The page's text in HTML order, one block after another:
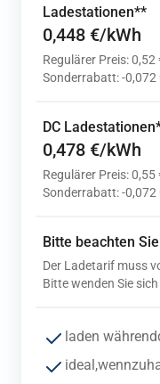
Ladestationen**
0,448 €/kWh
Regulärer Preis: 0,52
Sonderrabatt: -0,072
DC
0,478 €/kWh
Regulärer Preis: 0,55
Sonderrabatt: -0,072
Bitte beachten
Der Ladetarif muss
Bitte wenden Sie
laden während
ideal,wenn